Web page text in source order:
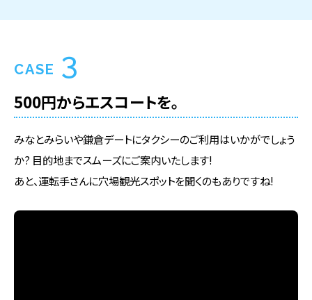
CASE 3
500円からエスコートを。
みなとみらいや鎌倉デートにタクシーのご利用はいかがでしょう
か? 目的地までスムーズにご案内いたします!
あと、運転手さんに穴場観光スポットを聞くのもありですね!